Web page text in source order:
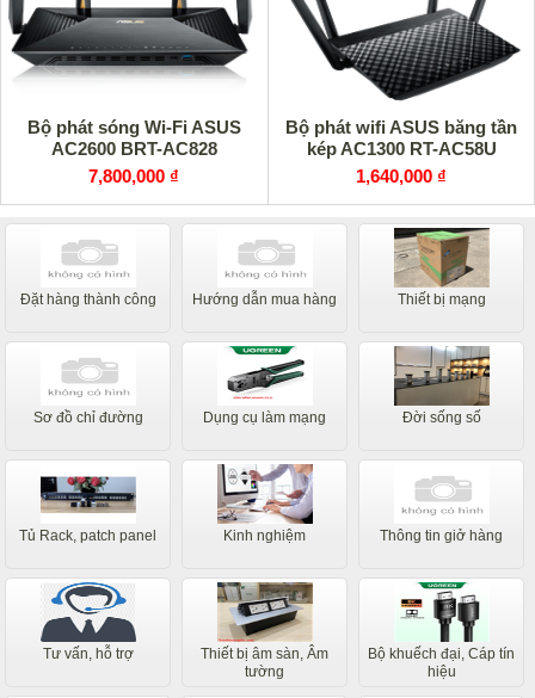
Bộ phát sóng Wi-Fi ASUS
AC2600 BRT-AC828
7,800,000 ₫
Bộ phát wifi ASUS băng tần
kép AC1300 RT-AC58U
1,640,000 ₫
Đặt hàng thành công Hướng dẫn mua hàng Thiết bị mạng
Sơ đồ chỉ đường Dụng cụ làm mạng Đời sống số
Tủ Rack, patch panel Kinh nghiệm Thông tin giở hàng
Tư vấn, hỗ trợ
Thiết bị âm sàn, Âm
tường
Bộ khuếch đại, Cáp tín
hiệu